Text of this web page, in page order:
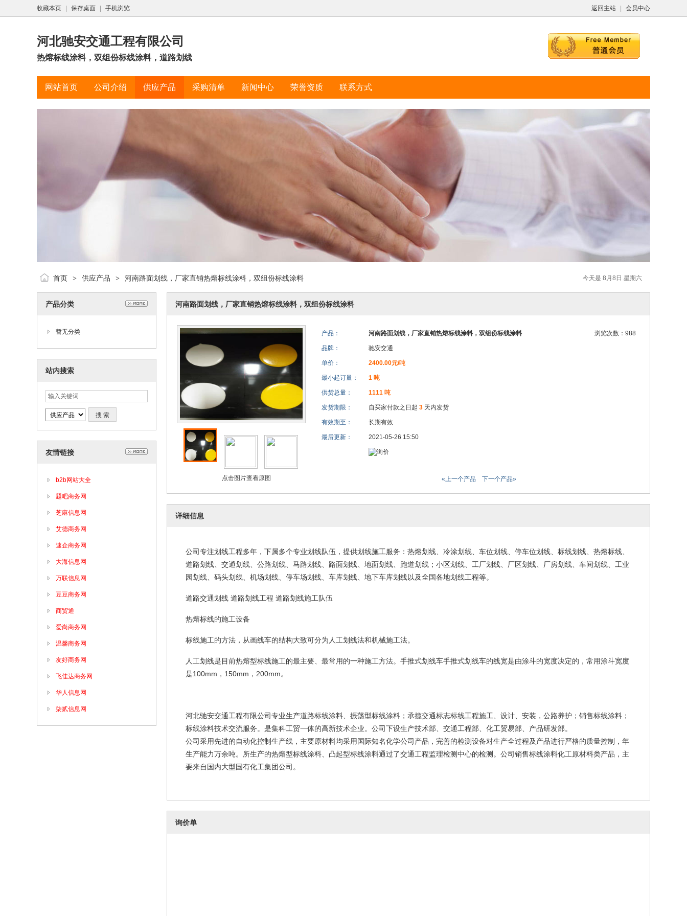
返回主站 会员中心
收藏本页 保存桌面 手机浏览
河北驰安交通工程有限公司
热熔标线涂料，双组份标线涂料，道路划线
网站首页 公司介绍 供应产品 采购清单 新闻中心 荣誉资质 联系方式
今天是 8月8日 星期六
首页 > 供应产品 > 河南路面划线，厂家直销热熔标线涂料，双组份标线涂料
产品分类
暂无分类
站内搜索
友情链接
b2b网站大全
题吧商务网
芝麻信息网
艾德商务网
速企商务网
大海信息网
万联信息网
豆豆商务网
商贸通
爱尚商务网
温馨商务网
友好商务网
飞佳达商务网
华人信息网
柒贰信息网
河南路面划线，厂家直销热熔标线涂料，双组份标线涂料
点击图片查看原图
产品： 浏览次数：988
河南路面划线，厂家直销热熔标线涂料，双组份标线涂料
品牌： 驰安交通
单价： 2400.00元/吨
最小起订量： 1 吨
供货总量： 1111 吨
发货期限： 自买家付款之日起 3 天内发货
有效期至： 长期有效
最后更新： 2021-05-26 15:50
«上一个产品 下一个产品»
详细信息
公司专注划线工程多年，下属多个专业划线队伍，提供划线施工服务：热熔划线、冷涂划线、车位划线、停车位划线、标线划线、热熔标线、
道路划线、交通划线、公路划线、马路划线、路面划线、地面划线、跑道划线；小区划线、工厂划线、厂区划线、厂房划线、车间划线、工业
园划线、码头划线、机场划线、停车场划线、车库划线、地下车库划线以及全国各地划线工程等。
道路交通划线 道路划线工程 道路划线施工队伍
热熔标线的施工设备
标线施工的方法，从画线车的结构大致可分为人工划线法和机械施工法。
人工划线是目前热熔型标线施工的最主要、最常用的一种施工方法。手推式划线车手推式划线车的线宽是由涂斗的宽度决定的，常用涂斗宽度
是100mm ， 150mm ， 200mm。
河北驰安交通工程有限公司专业生产道路标线涂料、振荡型标线涂料；承揽交通标志标线工程施工、设计、安装，公路养护；销售标线涂料；
标线涂料技术交流服务。是集科工贸一体的高新技术企业。公司下设生产技术部、交通工程部、化工贸易部、产品研发部。
公司采用先进的自动化控制生产线，主要原材料均采用国际知名化学公司产品，完善的检测设备对生产全过程及产品进行严格的质量控制，年
生产能力万余吨。所生产的热熔型标线涂料、凸起型标线涂料通过了交通工程监理检测中心的检测。公司销售标线涂料化工原材料类产品，主
要来自国内大型国有化工集团公司。
询价单